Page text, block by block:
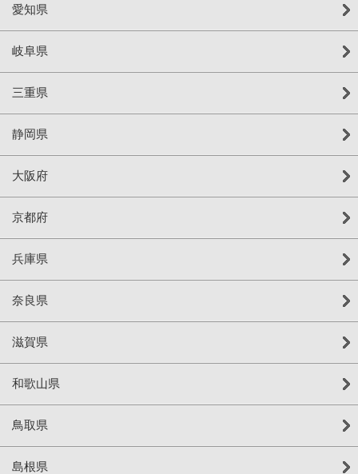
愛知県
岐阜県
三重県
静岡県
大阪府
京都府
兵庫県
奈良県
滋賀県
和歌山県
鳥取県
島根県